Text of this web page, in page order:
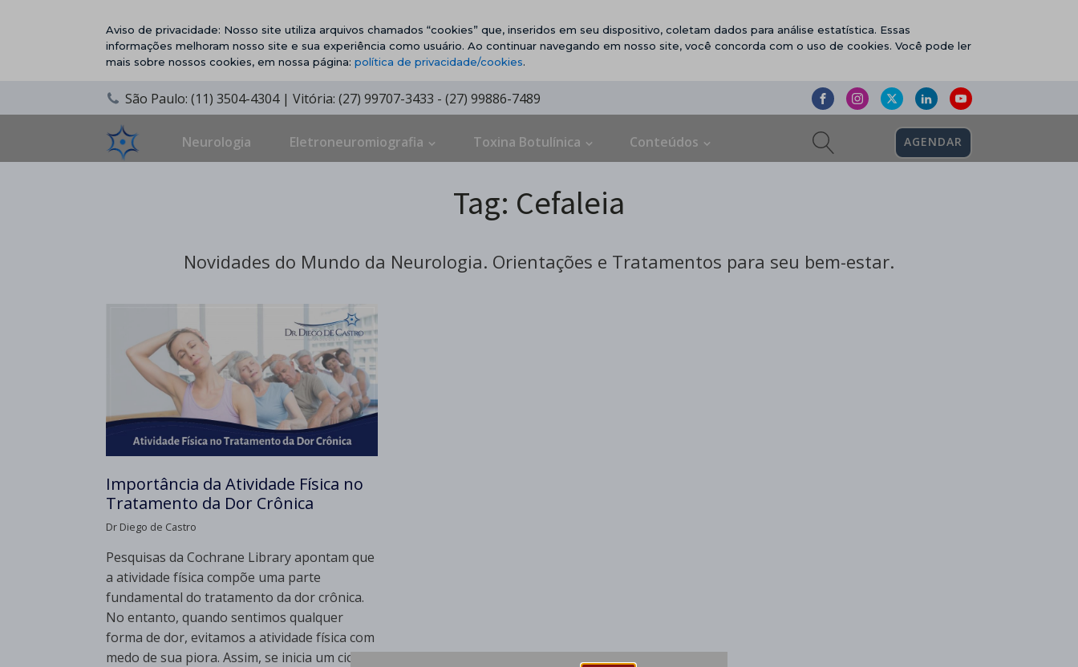
Aviso de privacidade: Nosso site utiliza arquivos chamados “cookies” que, inseridos em seu dispositivo, coletam dados para análise estatística. Essas
informações melhoram nosso site e sua experiência como usuário. Ao continuar navegando em nosso site, você concorda com o uso de cookies. Você pode ler
mais sobre nossos cookies, em nossa página: política de privacidade/cookies.
São Paulo: (11) 3504-4304 | Vitória: (27) 99707-3433 - (27) 99886-7489
Neurologia Eletroneuromiografia Toxina Botulínica Conteúdos AGENDAR
Tag: Cefaleia
Novidades do Mundo da Neurologia. Orientações e Tratamentos para seu bem-estar.
Importância da Atividade Física no
Tratamento da Dor Crônica
Dr Diego de Castro
Pesquisas da Cochrane Library apontam que
a atividade física compõe uma parte
fundamental do tratamento da dor crônica.
No entanto, quando sentimos qualquer
forma de dor, evitamos a atividade física com
medo de sua piora. Assim, se inicia um ciclo